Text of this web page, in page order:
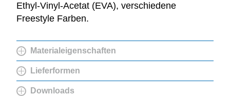
Ethyl-Vinyl-Acetat (EVA), verschiedene
Freestyle Farben.
Materialeigenschaften
Lieferformen
Downloads